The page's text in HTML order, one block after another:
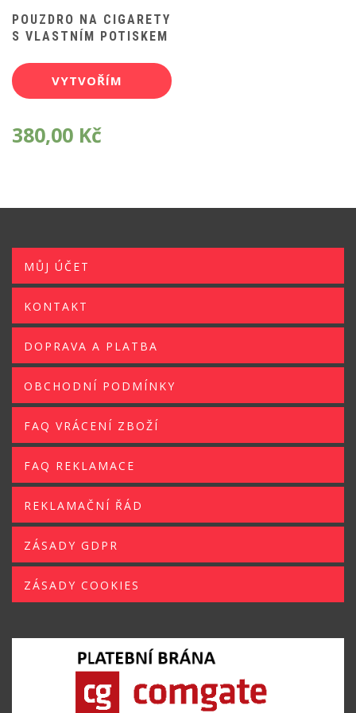
POUZDRO NA CIGARETY
S VLASTNÍM POTISKEM
VYTVOŘÍM
380,00 Kč
MŮJ ÚČET
KONTAKT
DOPRAVA A PLATBA
OBCHODNÍ PODMÍNKY
FAQ VRÁCENÍ ZBOŽÍ
FAQ REKLAMACE
REKLAMAČNÍ ŘÁD
ZÁSADY GDPR
ZÁSADY COOKIES